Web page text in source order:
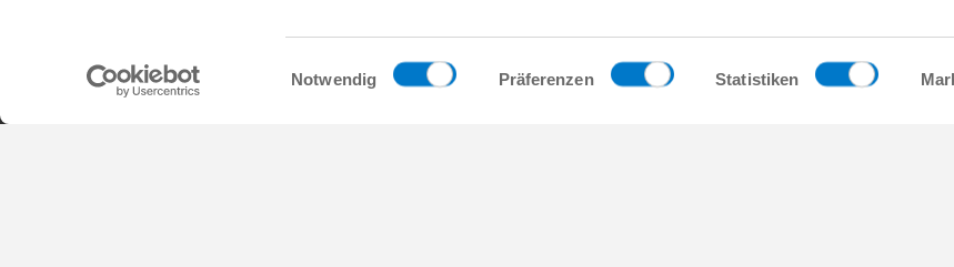
Einwilligungsauswahl
Notwendig Präferenzen Statistiken
Ciencias de la vida
Tecnología de procesos
SOFT CLOSE
Servicios digitales
Preventa
Suministro de datos / descargas
Ferias y eventos
Gestión de la
Zimmer Group